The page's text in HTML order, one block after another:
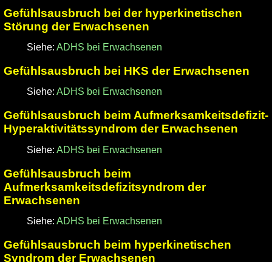
Gefühlsausbruch bei der hyperkinetischen
Störung der Erwachsenen
Siehe:ADHS bei Erwachsenen
Gefühlsausbruch bei HKS der Erwachsenen
Siehe:ADHS bei Erwachsenen
Gefühlsausbruch beim Aufmerksamkeitsdefizit-
Hyperaktivitätssyndrom der Erwachsenen
Siehe:ADHS bei Erwachsenen
Gefühlsausbruch beim
Aufmerksamkeitsdefizitsyndrom der
Erwachsenen
Siehe:ADHS bei Erwachsenen
Gefühlsausbruch beim hyperkinetischen
Syndrom der Erwachsenen